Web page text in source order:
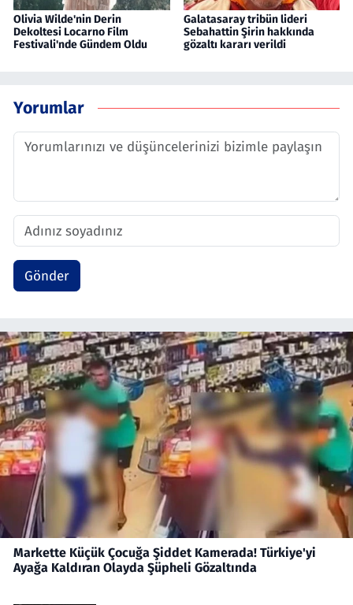
Olivia Wilde'nin Derin
Dekoltesi Locarno Film
Festivali'nde Gündem Oldu
Galatasaray tribün lideri
Sebahattin Şirin hakkında
gözaltı kararı verildi
Yorumlar
Gönder
Markette Küçük Çocuğa Şiddet Kamerada! Türkiye'yi
Ayağa Kaldıran Olayda Şüpheli Gözaltında